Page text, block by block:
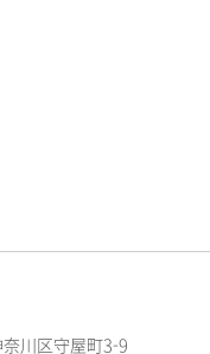
川区守屋町3-9